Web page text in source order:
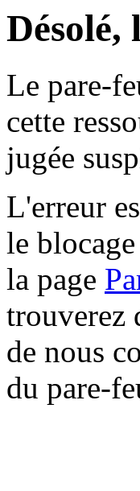
Désolé,
Le pare-
cette
jugée
L'erreur
le
la page
trouverez
de nous
du pare-